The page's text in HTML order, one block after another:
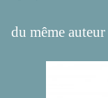
du même auteur